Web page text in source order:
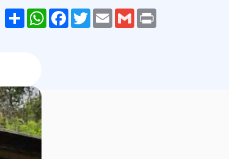
ShareWhatsApp
Facebook
TwitterEmailGmail